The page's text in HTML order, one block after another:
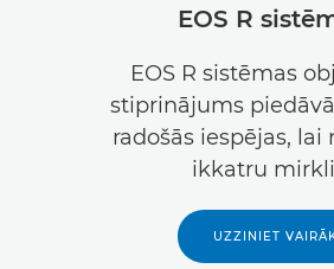
EOS R
EOS R sistēmas
stiprinājums
radošās iespējas, lai
ikkatru
UZZINIET